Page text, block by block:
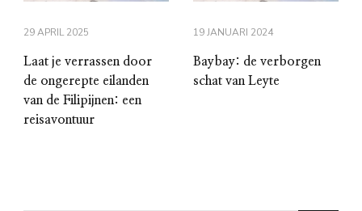
29 APRIL 2025
Laat je verrassen door
de ongerepte eilanden
van de Filipijnen: een
reisavontuur
19 JANUARI 2024
Baybay: de verborgen
schat van Leyte